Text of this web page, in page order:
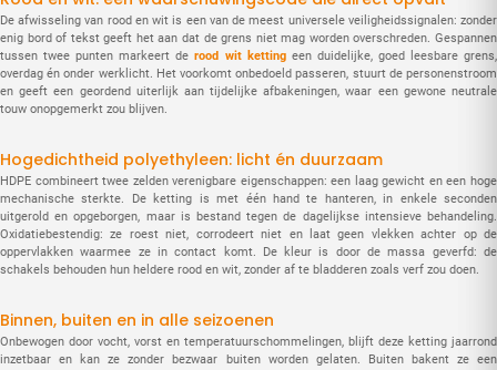
De afwisseling van rood en wit is een van de meest universele veiligheidssignalen: zonder
enig bord of tekst geeft het aan dat de grens niet mag worden overschreden. Gespannen
tussen twee punten markeert derood wit kettingeen duidelijke, goed leesbare grens,
overdag én onder werklicht. Het voorkomt onbedoeld passeren, stuurt de personenstroom
en geeft een geordend uiterlijk aan tijdelijke afbakeningen, waar een gewone neutrale
touw onopgemerkt zou blijven.
Hogedichtheid polyethyleen: licht én duurzaam
HDPE combineert twee zelden verenigbare eigenschappen: een laag gewicht en een hoge
mechanische sterkte. De ketting is met één hand te hanteren, in enkele seconden
uitgerold en opgeborgen, maar is bestand tegen de dagelijkse intensieve behandeling.
Oxidatiebestendig: ze roest niet, corrodeert niet en laat geen vlekken achter op de
oppervlakken waarmee ze in contact komt. De kleur is door de massa geverfd: de
schakels behouden hun heldere rood en wit, zonder af te bladderen zoals verf zou doen.
Binnen, buiten en in alle seizoenen
Onbewogen door vocht, vorst en temperatuurschommelingen, blijft deze ketting jaarrond
inzetbaar en kan ze zonder bezwaar buiten worden gelaten. Buiten bakent ze een